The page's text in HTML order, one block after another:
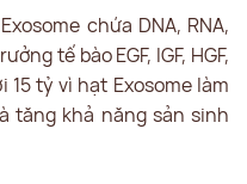
chứa DNA, RNA,
tế bào EGF, IGF, HGF,
15 tỷ vì hạt Exosome làm
tăng khả năng sản sinh